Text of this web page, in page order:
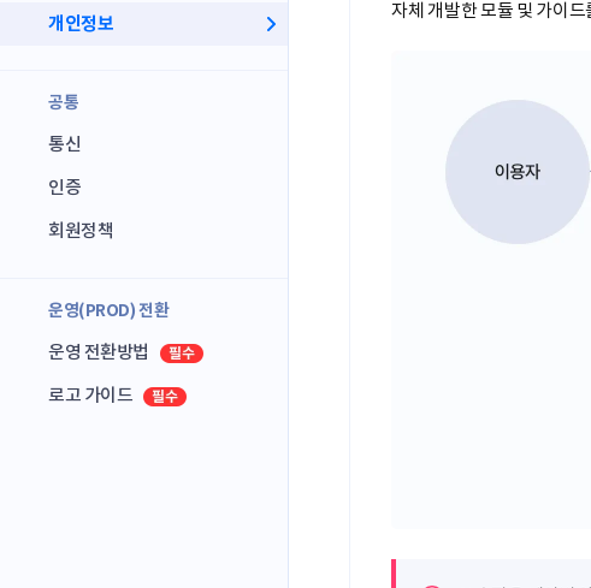
개인정보
공통
통신
인증
회원정책
운영(PROD) 전환
운영 전환방법
로고 가이드
자체 개발한 모듈 및 가이드